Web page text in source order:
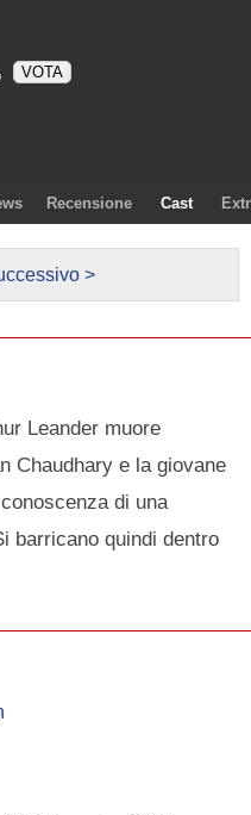
VOTA
Recensione Cast
>
Leander muore
Chaudhary e la giovane
di una
barricano quindi dentro